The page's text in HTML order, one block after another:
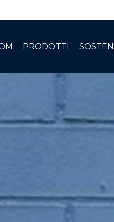
PRODOTTI